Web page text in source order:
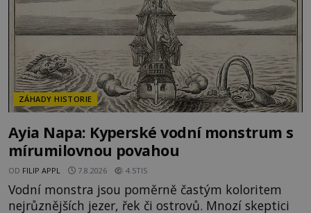
ZÁHADY HISTORIE
Ayia Napa: Kyperské vodní monstrum s
mírumilovnou povahou
OD FILIP APPL 7.8.2026 4.5TIS
Vodní monstra jsou poměrně častým koloritem
nejrůznějších jezer, řek či ostrovů. Mnozí skeptici